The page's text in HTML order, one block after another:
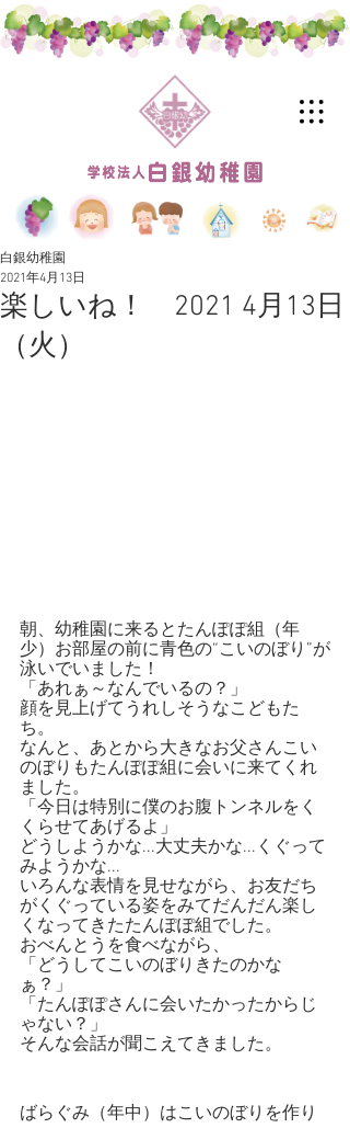
楽しいね！ 2021 4月13日
（火）
白銀幼稚園
2021年4月13日
朝、幼稚園に来るとたんぽぽ組（年
少）お部屋の前に青色の“こいのぼり”が
泳いでいました！
「あれぁ～なんでいるの？」
顔を見上げてうれしそうなこどもた
ち。
なんと、あとから大きなお父さんこい
のぼりもたんぽぽ組に会いに来てくれ
ました。
「今日は特別に僕のお腹トンネルをく
くらせてあげるよ」
どうしようかな...大丈夫かな...くぐって
みようかな...
いろんな表情を見せながら、お友だち
がくぐっている姿をみてだんだん楽し
くなってきたたんぽぽ組でした。
おべんとうを食べながら、
「どうしてこいのぼりきたのかな
ぁ？」
「たんぽぽさんに会いたかったからじ
ゃない？」
そんな会話が聞こえてきました。
ばらぐみ（年中）はこいのぼりを作り